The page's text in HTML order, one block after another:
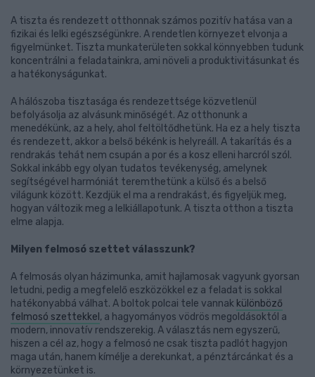
A tiszta és rendezett otthonnak számos pozitív hatása van a
fizikai és lelki egészségünkre. A rendetlen környezet elvonja a
figyelmünket. Tiszta munkaterületen sokkal könnyebben tudunk
koncentrálni a feladatainkra, ami növeli a produktivitásunkat és
a hatékonyságunkat.
A hálószoba tisztasága és rendezettsége közvetlenül
befolyásolja az alvásunk minőségét. Az otthonunk a
menedékünk, az a hely, ahol feltöltődhetünk. Ha ez a hely tiszta
és rendezett, akkor a belső békénk is helyreáll. A takarítás és a
rendrakás tehát nem csupán a por és a kosz elleni harcról szól.
Sokkal inkább egy olyan tudatos tevékenység, amelynek
segítségével harmóniát teremthetünk a külső és a belső
világunk között. Kezdjük el ma a rendrakást, és figyeljük meg,
hogyan változik meg a lelkiállapotunk. A tiszta otthon a tiszta
elme alapja.
Milyen felmosó szettet válasszunk?
A felmosás olyan házimunka, amit hajlamosak vagyunk gyorsan
letudni, pedig a megfelelő eszközökkel ez a feladat is sokkal
hatékonyabbá válhat. A boltok polcai tele vannak különböző
felmosó szettekkel , a hagyományos vödrös megoldásoktól a
modern, innovatív rendszerekig. A választás nem egyszerű,
hiszen a cél az, hogy a felmosó ne csak tiszta padlót hagyjon
maga után, hanem kímélje a derekunkat, a pénztárcánkat és a
környezetünket is.